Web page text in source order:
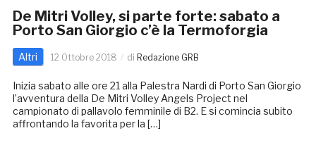
De Mitri Volley, si parte forte: sabato a
Porto San Giorgio c’è la Termoforgia
Altri 12 Ottobre 2018 di Redazione GRB
Inizia sabato alle ore 21 alla Palestra Nardi di Porto San Giorgio
l’avventura della De Mitri Volley Angels Project nel
campionato di pallavolo femminile di B2. E si comincia subito
affrontando la favorita per la […]